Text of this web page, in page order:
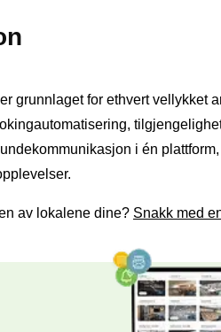
grunnlaget for ethvert vellykket
i én
av lokalene dine? Snakk med